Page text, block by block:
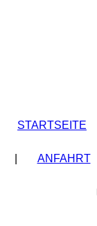
STARTSEITE
ANFAHRT